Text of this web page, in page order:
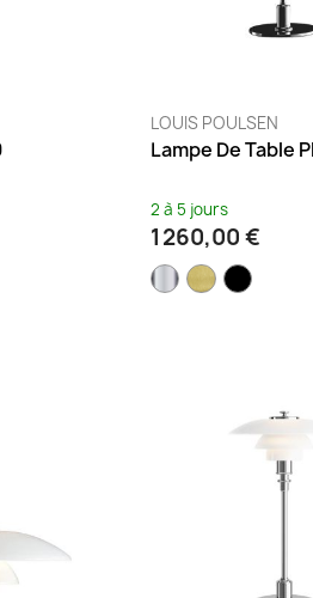
LOUIS POULSEN
Lampe De Table
2 à 5 jours
1 260,00 €